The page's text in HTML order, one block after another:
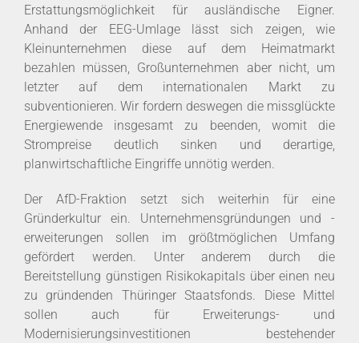
Erstattungsmöglichkeit für ausländische Eigner.
Anhand der EEG-Umlage lässt sich zeigen, wie
Kleinunternehmen diese auf dem Heimatmarkt
bezahlen müssen, Großunternehmen aber nicht, um
letzter auf dem internationalen Markt zu
subventionieren. Wir fordern deswegen die missglückte
Energiewende insgesamt zu beenden, womit die
Strompreise deutlich sinken und derartige,
planwirtschaftliche Eingriffe unnötig werden.
Der AfD-Fraktion setzt sich weiterhin für eine
Gründerkultur ein. Unternehmensgründungen und -
erweiterungen sollen im größtmöglichen Umfang
gefördert werden. Unter anderem durch die
Bereitstellung günstigen Risikokapitals über einen neu
zu gründenden Thüringer Staatsfonds. Diese Mittel
sollen auch für Erweiterungs- und
Modernisierungsinvestitionen bestehender